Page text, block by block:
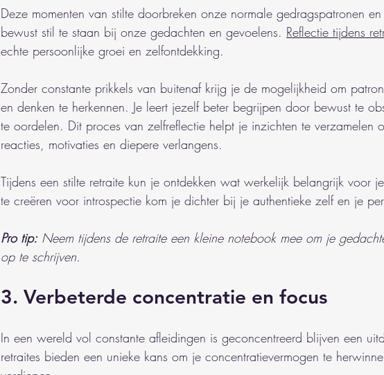
Deze momenten van stilte doorbreken onze normale gedragspatronen
bewust stil te staan bij onze gedachten en gevoelens. Reflectie tijdens
echte persoonlijke groei en zelfontdekking.
Zonder constante prikkels van buitenaf krijg je de mogelijkheid om
en denken te herkennen. Je leert jezelf beter begrijpen door bewust te
te oordelen. Dit proces van zelfreflectie helpt je inzichten te verzamelen
reacties, motivaties en diepere verlangens.
Tijdens een stilte retraite kun je ontdekken wat werkelijk belangrijk voor
te creëren voor introspectie kom je dichter bij je authentieke zelf en je
Pro tip: Neem tijdens de retraite een kleine notebook mee om je
op te schrijven.
3. Verbeterde concentratie en focus
In een wereld vol constante afleidingen is geconcentreerd blijven een
retraites bieden een unieke kans om je concentratievermogen te